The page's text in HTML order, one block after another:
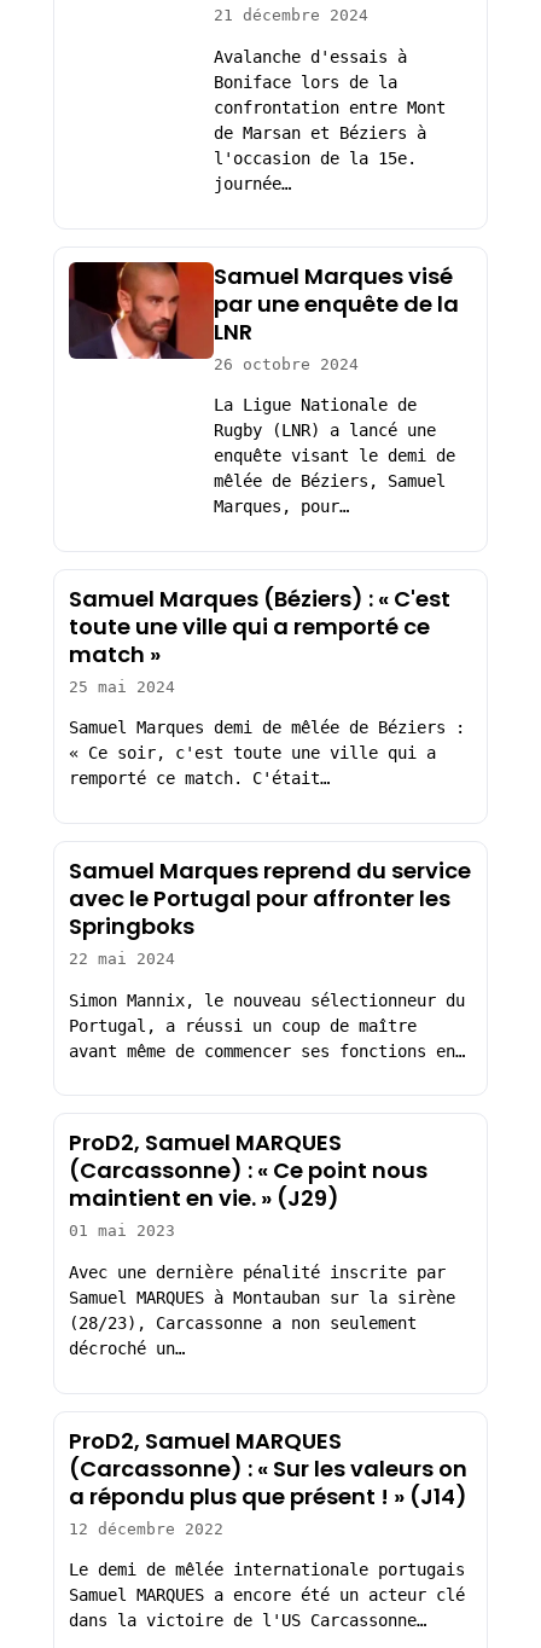
21 décembre 2024
Avalanche d'essais à
Boniface lors de la
confrontation entre Mont
de Marsan et Béziers à
l'occasion de la 15e.
journée…
Samuel Marques visé
par une enquête de la
LNR
26 octobre 2024
La Ligue Nationale de
Rugby (LNR) a lancé une
enquête visant le demi de
mêlée de Béziers, Samuel
Marques, pour…
Samuel Marques (Béziers) : « C'est
toute une ville qui a remporté ce
match »
25 mai 2024
Samuel Marques demi de mêlée de Béziers :
« Ce soir, c'est toute une ville qui a
remporté ce match. C'était…
Samuel Marques reprend du service
avec le Portugal pour affronter les
Springboks
22 mai 2024
Simon Mannix, le nouveau sélectionneur du
Portugal, a réussi un coup de maître
avant même de commencer ses fonctions en…
ProD2, Samuel MARQUES
(Carcassonne) : « Ce point nous
maintient en vie. » (J29)
01 mai 2023
Avec une dernière pénalité inscrite par
Samuel MARQUES à Montauban sur la sirène
(28/23), Carcassonne a non seulement
décroché un…
ProD2, Samuel MARQUES
(Carcassonne) : « Sur les valeurs on
a répondu plus que présent ! » (J14)
12 décembre 2022
Le demi de mêlée internationale portugais
Samuel MARQUES a encore été un acteur clé
dans la victoire de l'US Carcassonne…